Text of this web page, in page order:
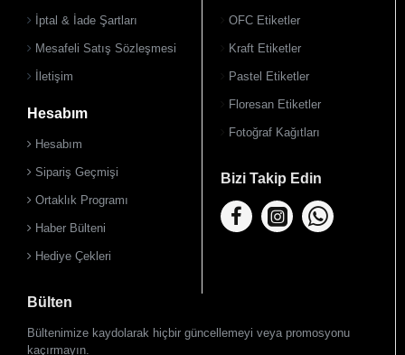
İptal & İade Şartları
Mesafeli Satış Sözleşmesi
İletişim
Hesabım
Hesabım
Sipariş Geçmişi
Ortaklık Programı
Haber Bülteni
Hediye Çekleri
OFC Etiketler
Kraft Etiketler
Pastel Etiketler
Floresan Etiketler
Fotoğraf Kağıtları
Bizi Takip Edin
Bülten
Bültenimize kaydolarak hiçbir güncellemeyi veya promosyonu
kaçırmayın.